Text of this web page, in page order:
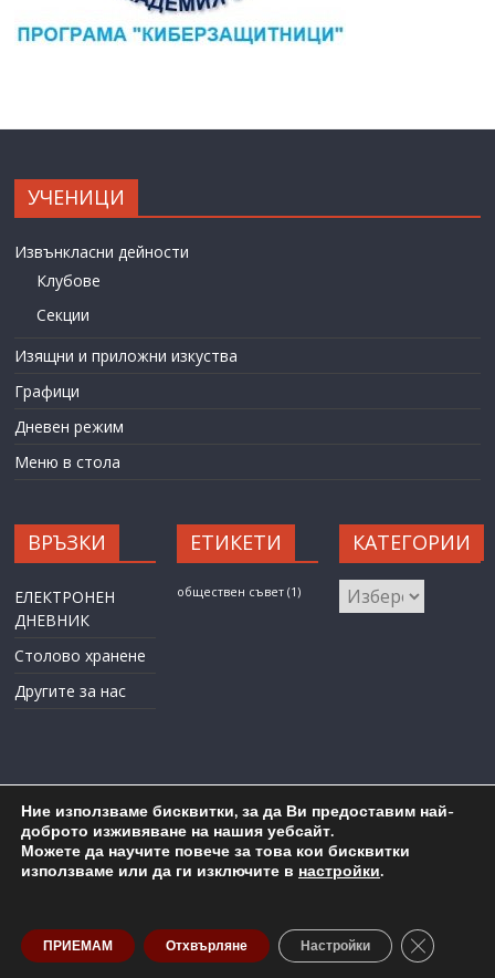
УЧЕНИЦИ
Извънкласни дейности
Клубове
Секции
Изящни и приложни изкуства
Графици
Дневен режим
Меню в стола
ВРЪЗКИ
ЕЛЕКТРОНЕН
ДНЕВНИК
Столово хранене
Другите за нас
ЕТИКЕТИ
обществен съвет (1)
КАТЕГОРИИ
КАТЕГОРИИ
Карта на сайта Административен достъп
Copyright © 2026 ОУ "Любен Каравелов" гр. Бургас
Ние използваме бисквитки, за да Ви предоставим най-
доброто изживяване на нашия уебсайт.
Можете да научите повече за това кои бисквитки
използваме или да ги изключите в настройки.
ПРИЕМАМ Отхвърляне Настройки Close